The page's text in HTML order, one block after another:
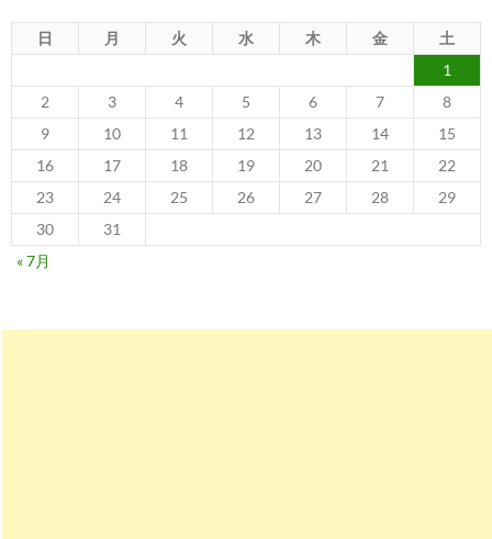
シ
ョ
ン
日 月 火 水 木 金
土
1
2
3 4 5 6 7
8
9
10 11 12 13 14
15
16
17 18 19 20 21
22
23
24 25 26 27 28
29
30
31
« 7月